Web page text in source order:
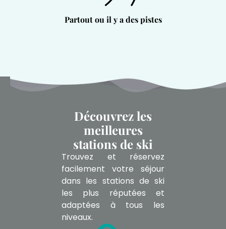
Partout ou il y a des pistes
Découvrez les
meilleures
stations de ski
Trouvez et réservez
facilement votre séjour
dans les stations de ski
les plus réputées et
adaptées à tous les
niveaux.